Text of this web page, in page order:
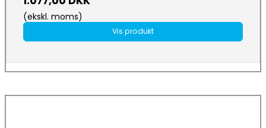
(ekskl. moms)
Vis produkt